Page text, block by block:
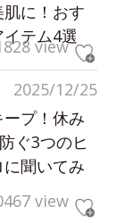
に！おす
テム4選
view
2025/12/25
プ！休み
ぐ3つのヒ
聞いてみ
view